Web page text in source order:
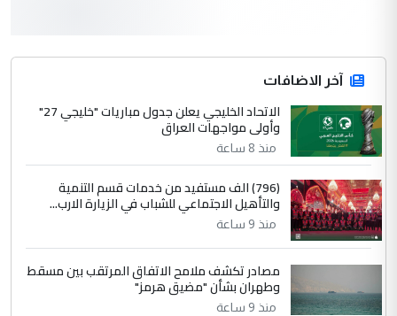
جنسية الرافد الثالث للعراق ومن اصول عريقة
ابا فرات ...
الموضوع :
الجواهري يرد على صدام حسين سل
مضجعيك يابن الزنا (نص كامل)
سردار
التعليق : واحد من عصابة علي ماما يسقط
جنسية الرافد الثالث للعراق ومن اصول عريقة
ابا فرات ...
الجواهري يرد على صدام حسين سل
مضجعيك يابن الزنا (نص كامل)
آخر الاضافات
الاتحاد الخليجي يعلن جدول مباريات "خليجي 27"
وأولى مواجهات العراق
منذ 8 ساعة
(796) الف مستفيد من خدمات قسم التنمية
والتأهيل الاجتماعي للشباب في الزيارة الارب...
منذ 9 ساعة
مصادر تكشف ملامح الاتفاق المرتقب بين مسقط
وطهران بشأن "مضيق هرمز"
منذ 9 ساعة